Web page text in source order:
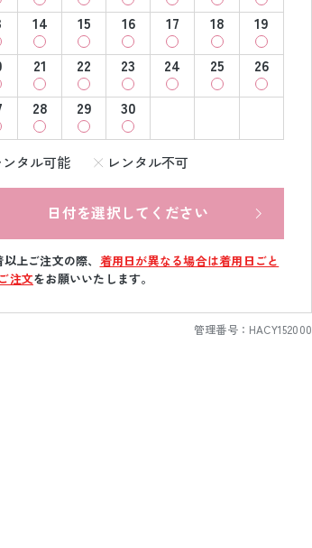
14 15 16 17 18
19
21 22 23 24 25
26
28 29 30
ンタル可能 レンタル不可
日付を選択してください
上ご注文の際、 着用日が異なる場合は着用日ごと
注文をお願いいたします。
管理番号： HACY152000